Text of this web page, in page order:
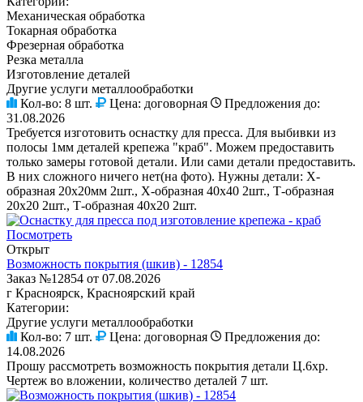
Механическая обработка
Токарная обработка
Фрезерная обработка
Резка металла
Изготовление деталей
Другие услуги металлообработки
Кол-во: 8 шт. Цена: договорная
Предложения до:
31.08.2026
Требуется изготовить оснастку для пресса. Для выбивки из
полосы 1мм деталей крепежа "краб". Можем предоставить
только замеры готовой детали. Или сами детали предоставить.
В них сложного ничего нет(на фото). Нужны детали: Х-
образная 20х20мм 2шт., Х-образная 40х40 2шт., Т-образная
20х20 2шт., Т-образная 40х20 2шт.
Посмотреть
Открыт
Возможность покрытия (шкив) - 12854
Заказ №12854 от 07.08.2026
г Красноярск, Красноярский край
Категории:
Другие услуги металлообработки
Кол-во: 7 шт. Цена: договорная
Предложения до:
14.08.2026
Прошу рассмотреть возможность покрытия детали Ц.6хр.
Чертеж во вложении, количество деталей 7 шт.